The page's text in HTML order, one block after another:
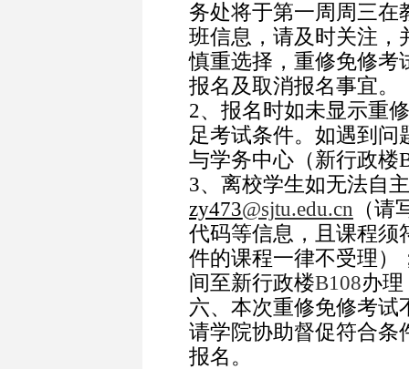
务处将于第一周周三在
班信息，请及时关注，
慎重选择，重修免修考
报名及取消报名事宜。
2、报名时如未显示重
足考试条件。如遇到问
与学务中心（新行政楼
3、离校学生如无法自
zy473@sjtu.edu.cn （
代码等信息，且课程须
件的课程一律不受理）
间至新行政楼B108办
六、本次重修免修考试
请学院协助督促符合条
报名。